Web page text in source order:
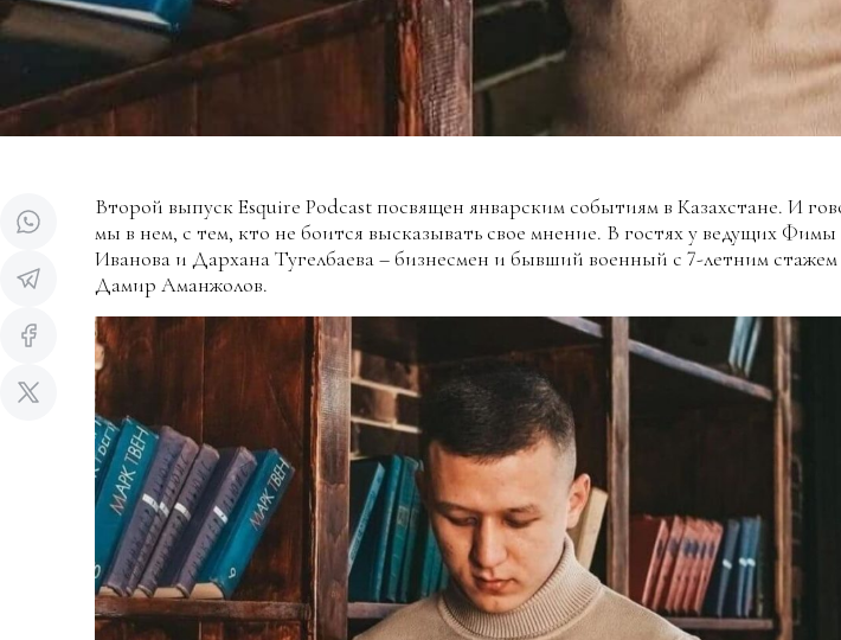
Второй выпуск Esquire Podcast посвящен январским событиям в Казахстане. И
мы в нем, с тем, кто не боится высказывать свое мнение. В гостях у ведущих Фимы
Иванова и Дархана Тугелбаева – бизнесмен и бывший военный с 7-летним стажем
Дамир Аманжолов.